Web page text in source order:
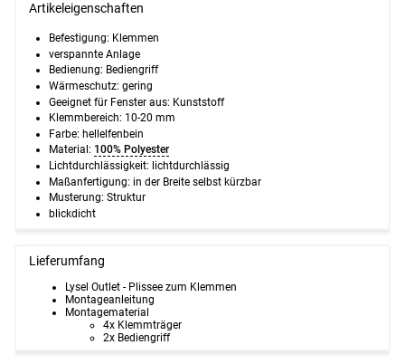
Artikeleigenschaften
Befestigung: Klemmen
verspannte Anlage
Bedienung: Bediengriff
Wärmeschutz: gering
Geeignet für Fenster aus: Kunststoff
Klemmbereich: 10-20 mm
Farbe: hellelfenbein
Material: 100% Polyester
Lichtdurchlässigkeit: lichtdurchlässig
Maßanfertigung: in der Breite selbst kürzbar
Musterung: Struktur
blickdicht
Lieferumfang
Lysel Outlet - Plissee zum Klemmen
Montageanleitung
Montagematerial
4x Klemmträger
2x Bediengriff